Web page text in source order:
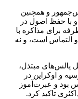
غرب شناخته شده
را قبول داشتند. پس
بود و تا
رهبر آن دست ‌در
بگیرد و
این گروه بروند،
را خواب دیده